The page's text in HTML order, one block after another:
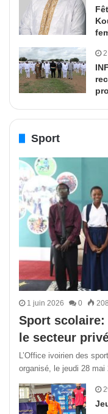
Sport
1 juin 2026 0 208
Sport scolaire:
le secteur
L’Office ivoirien des
organisé, le jeudi 28